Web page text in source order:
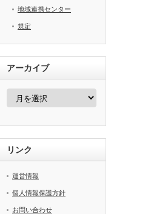
地域連携センター
規定
アーカイブ
ア
ブ
リンク
運営情報
個人情報保護方針
お問い合わせ